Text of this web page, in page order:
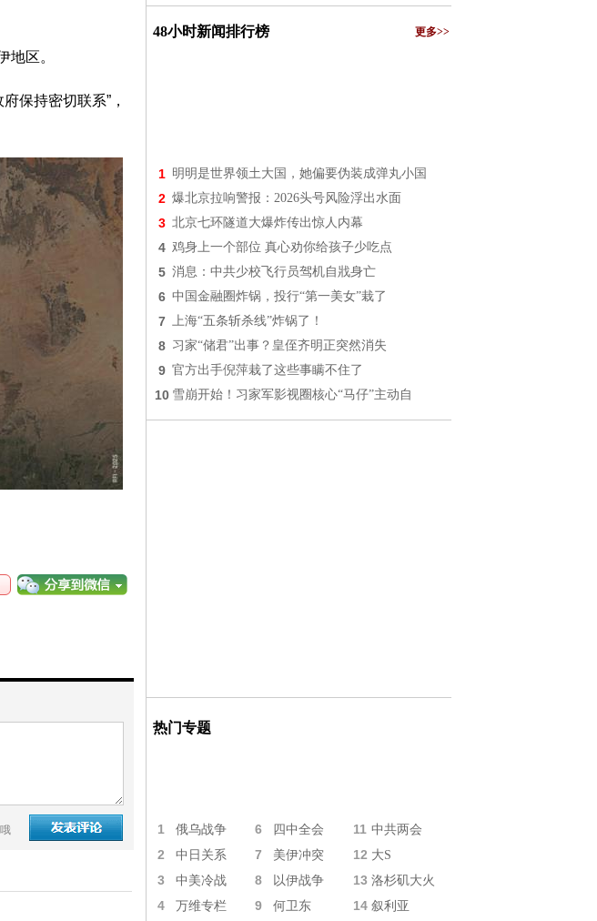
地区。
保持密切联系”，
哦
48小时新闻排行榜 更多>>
1 明明是世界领土大国，她偏要伪装成弹丸小国
2 爆北京拉响警报：2026头号风险浮出水面
3 北京七环隧道大爆炸传出惊人内幕
4 鸡身上一个部位 真心劝你给孩子少吃点
5 消息：中共少校飞行员驾机自戕身亡
6 中国金融圈炸锅，投行“第一美女”栽了
7 上海“五条斩杀线”炸锅了！
8 习家“储君”出事？皇侄齐明正突然消失
9 官方出手倪萍栽了这些事瞒不住了
10 雪崩开始！习家军影视圈核心“马仔”主动自
热门专题
1 俄乌战争 6 四中全会 11 中共两会
2 中日关系 7 美伊冲突 12 大S
3 中美冷战 8 以伊战争 13 洛杉矶大火
4 万维专栏 9 何卫东 14 叙利亚